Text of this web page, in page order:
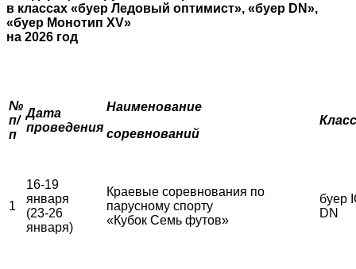
в классах «буер Ледовый оптимист», «буер DN»,
«буер Монотип XV»
на 2026 год
№
п/
п
Дата
проведения
Наименование
соревнований
Класс
1
16-19
января
(23-26
января)
Краевые соревнования по
парусному спорту
«Кубок Семь футов»
буер
DN